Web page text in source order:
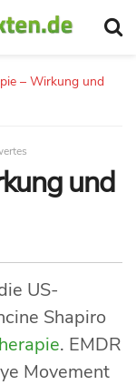
– Wirkung und
und
US-
Shapiro
. EMDR
Movement